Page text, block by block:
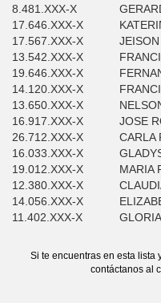
8.481.XXX-X
17.646.XXX-X
17.567.XXX-X
13.542.XXX-X
19.646.XXX-X
14.120.XXX-X
13.650.XXX-X
16.917.XXX-X
JOSE
26.712.XXX-X
CARLA
16.033.XXX-X
19.012.XXX-X
MARIA
12.380.XXX-X
14.056.XXX-X
11.402.XXX-X
Si te encuentras en esta lista
contáctanos al